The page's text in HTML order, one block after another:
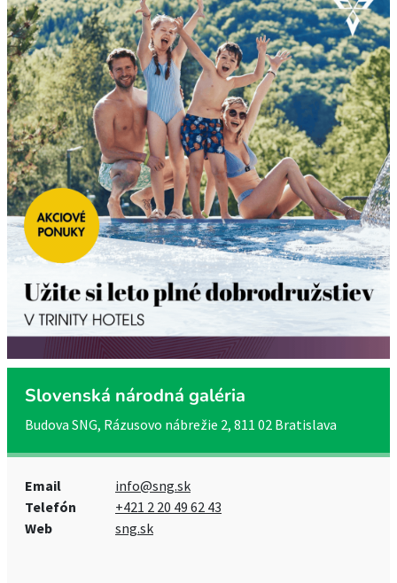
Slovenská národná galéria
Budova SNG, Rázusovo nábrežie 2, 811 02 Bratislava
Email
info@sng.sk
Telefón
+421 2 20 49 62 43
Web
sng.sk